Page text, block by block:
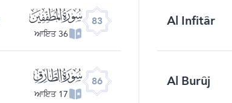
Al Infitâr
83 ﰀ
36 ਆਇਤ
Al Burûj
86 ﰃ
17 ਆਇਤ